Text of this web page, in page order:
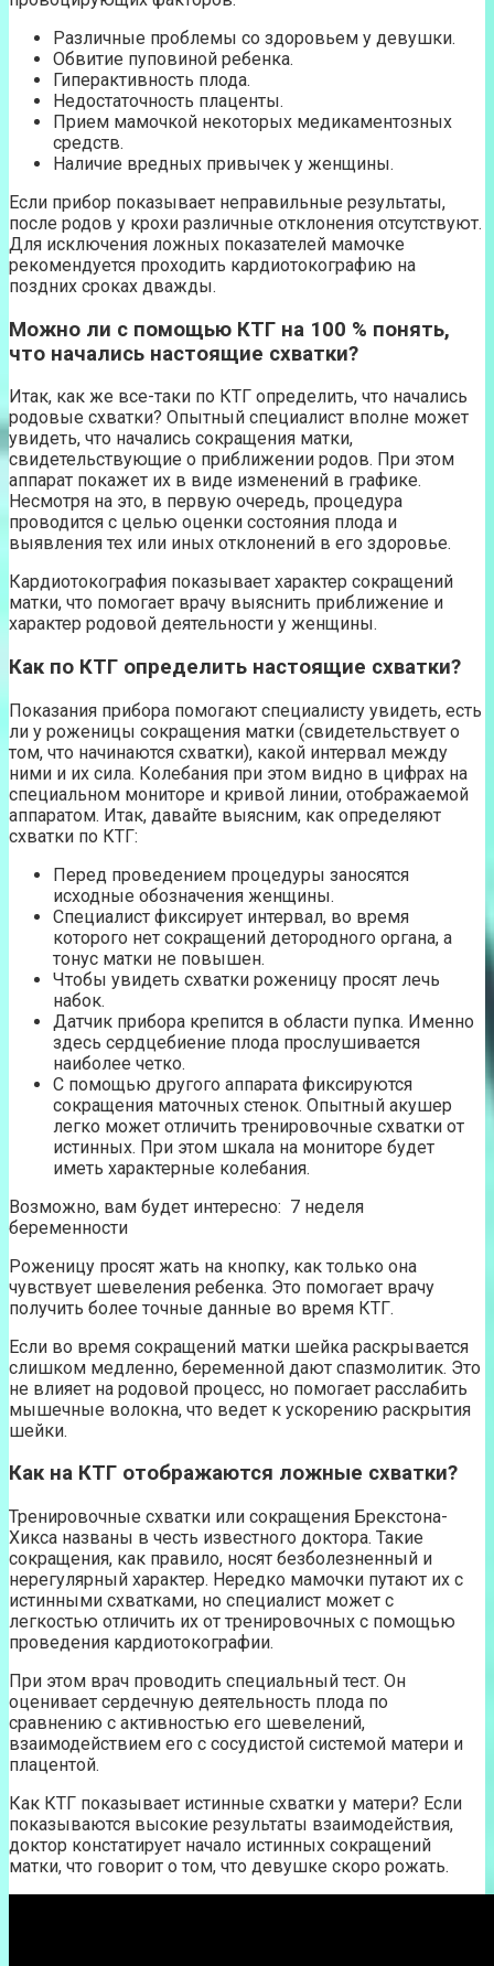
Различные проблемы со здоровьем у девушки.
Обвитие пуповиной ребенка.
Гиперактивность плода.
Недостаточность плаценты.
Прием мамочкой некоторых медикаментозных
средств.
Наличие вредных привычек у женщины.
Если прибор показывает неправильные результаты,
после родов у крохи различные отклонения отсутствуют.
Для исключения ложных показателей мамочке
рекомендуется проходить кардиотокографию на
поздних сроках дважды.
Можно ли с помощью КТГ на 100 % понять,
что начались настоящие схватки?
Итак, как же все-таки по КТГ определить, что начались
родовые схватки? Опытный специалист вполне может
увидеть, что начались сокращения матки,
свидетельствующие о приближении родов. При этом
аппарат покажет их в виде изменений в графике.
Несмотря на это, в первую очередь, процедура
проводится с целью оценки состояния плода и
выявления тех или иных отклонений в его здоровье.
Кардиотокография показывает характер сокращений
матки, что помогает врачу выяснить приближение и
характер родовой деятельности у женщины.
Как по КТГ определить настоящие схватки?
Показания прибора помогают специалисту увидеть, есть
ли у роженицы сокращения матки (свидетельствует о
том, что начинаются схватки), какой интервал между
ними и их сила. Колебания при этом видно в цифрах на
специальном мониторе и кривой линии, отображаемой
аппаратом. Итак, давайте выясним, как определяют
схватки по КТГ:
Перед проведением процедуры заносятся
исходные обозначения женщины.
Специалист фиксирует интервал, во время
которого нет сокращений детородного органа, а
тонус матки не повышен.
Чтобы увидеть схватки роженицу просят лечь
набок.
Датчик прибора крепится в области пупка. Именно
здесь сердцебиение плода прослушивается
наиболее четко.
С помощью другого аппарата фиксируются
сокращения маточных стенок. Опытный акушер
легко может отличить тренировочные схватки от
истинных. При этом шкала на мониторе будет
иметь характерные колебания.
Возможно, вам будет интересно: 7 неделя
беременности
Роженицу просят жать на кнопку, как только она
чувствует шевеления ребенка. Это помогает врачу
получить более точные данные во время КТГ.
Если во время сокращений матки шейка раскрывается
слишком медленно, беременной дают спазмолитик. Это
не влияет на родовой процесс, но помогает расслабить
мышечные волокна, что ведет к ускорению раскрытия
шейки.
Как на КТГ отображаются ложные схватки?
Тренировочные схватки или сокращения Брекстона-
Хикса названы в честь известного доктора. Такие
сокращения, как правило, носят безболезненный и
нерегулярный характер. Нередко мамочки путают их с
истинными схватками, но специалист может с
легкостью отличить их от тренировочных с помощью
проведения кардиотокографии.
При этом врач проводить специальный тест. Он
оценивает сердечную деятельность плода по
сравнению с активностью его шевелений,
взаимодействием его с сосудистой системой матери и
плацентой.
Как КТГ показывает истинные схватки у матери? Если
показываются высокие результаты взаимодействия,
доктор констатирует начало истинных сокращений
матки, что говорит о том, что девушке скоро рожать.